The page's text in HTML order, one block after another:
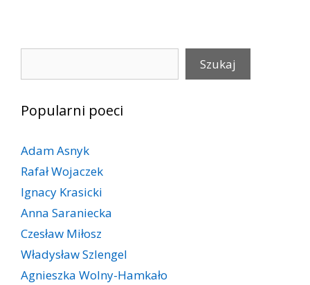
Szukaj
Popularni poeci
Adam Asnyk
Rafał Wojaczek
Ignacy Krasicki
Anna Saraniecka
Czesław Miłosz
Władysław Szlengel
Agnieszka Wolny-Hamkało